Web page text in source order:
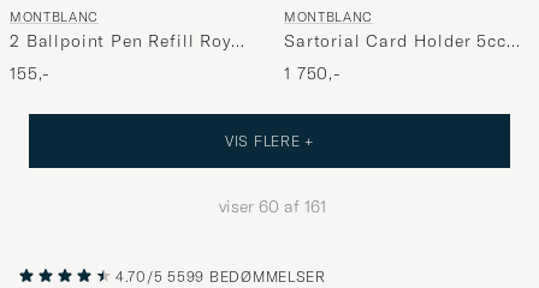
MONTBLANC
2 Ballpoint Pen Refill Royal
Blue
155,-
MONTBLANC
Sartorial Card Holder 5cc
Mastic
1 750,-
VIS FLERE +
viser 60 af 161
4.70/5 5599 BEDØMMELSER